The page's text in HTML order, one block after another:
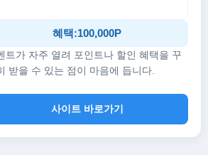
혜택:100,000P
트가 자주 열려 포인트나 할인 혜택을 꾸
받을 수 있는 점이 마음에 듭니다.
사이트 바로가기